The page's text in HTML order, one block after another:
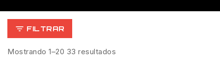
FILTRAR
Mostrando 1–20 33 resultados